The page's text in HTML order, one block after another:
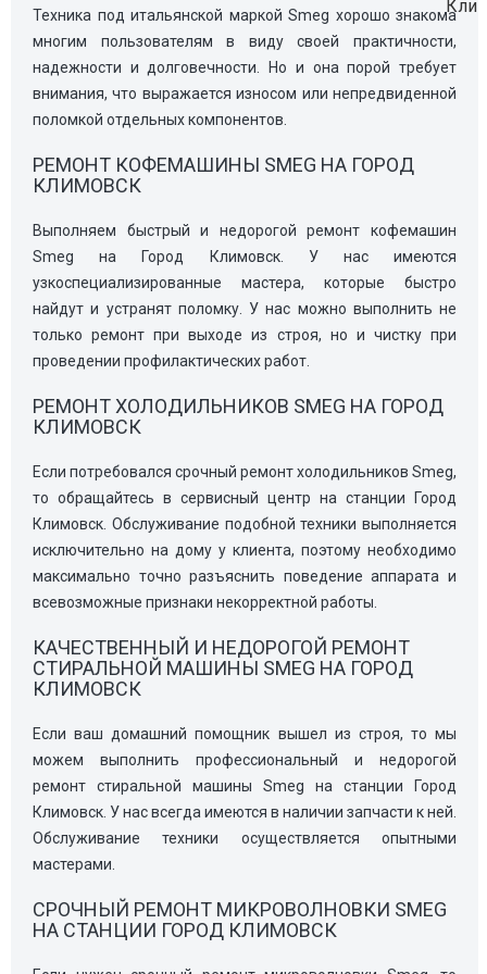
Техника под итальянской маркой Smeg хорошо знакома
многим пользователям в виду своей практичности,
надежности и долговечности. Но и она порой требует
внимания, что выражается износом или непредвиденной
поломкой отдельных компонентов.
РЕМОНТ КОФЕМАШИНЫ SMEG НА ГОРОД
КЛИМОВСК
Выполняем быстрый и недорогой ремонт кофемашин
Smeg на Город Климовск. У нас имеются
узкоспециализированные мастера, которые быстро
найдут и устранят поломку. У нас можно выполнить не
только ремонт при выходе из строя, но и чистку при
проведении профилактических работ.
РЕМОНТ ХОЛОДИЛЬНИКОВ SMEG НА ГОРОД
КЛИМОВСК
Если потребовался срочный ремонт холодильников Smeg,
то обращайтесь в сервисный центр на станции Город
Климовск. Обслуживание подобной техники выполняется
исключительно на дому у клиента, поэтому необходимо
максимально точно разъяснить поведение аппарата и
всевозможные признаки некорректной работы.
КАЧЕСТВЕННЫЙ И НЕДОРОГОЙ РЕМОНТ
СТИРАЛЬНОЙ МАШИНЫ SMEG НА ГОРОД
КЛИМОВСК
Если ваш домашний помощник вышел из строя, то мы
можем выполнить профессиональный и недорогой
ремонт стиральной машины Smeg на станции Город
Климовск. У нас всегда имеются в наличии запчасти к ней.
Обслуживание техники осуществляется опытными
мастерами.
СРОЧНЫЙ РЕМОНТ МИКРОВОЛНОВКИ SMEG
НА СТАНЦИИ ГОРОД КЛИМОВСК